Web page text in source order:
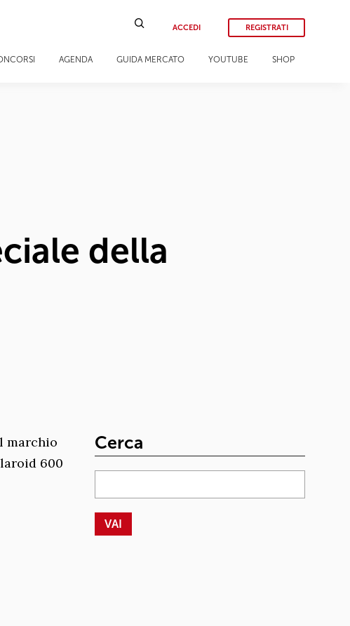
ACCEDI REGISTRATI
AGENDA GUIDA MERCATO YOUTUBE SHOP
della
marchio
600
Cerca